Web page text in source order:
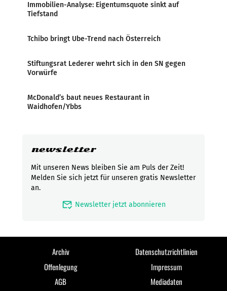
Immobilien-Analyse: Eigentumsquote sinkt auf
Tiefstand
Tchibo bringt Ube-Trend nach Österreich
Stiftungsrat Lederer wehrt sich in den SN gegen
Vorwürfe
McDonald’s baut neues Restaurant in
Waidhofen/Ybbs
newsletter
Mit unseren News bleiben Sie am Puls der Zeit!
Melden Sie sich jetzt für unseren gratis Newsletter
an.
mark_email_read Newsletter jetzt abonnieren
Archiv
Datenschutzrichtlinien
Offenlegung
Impressum
AGB
Mediadaten